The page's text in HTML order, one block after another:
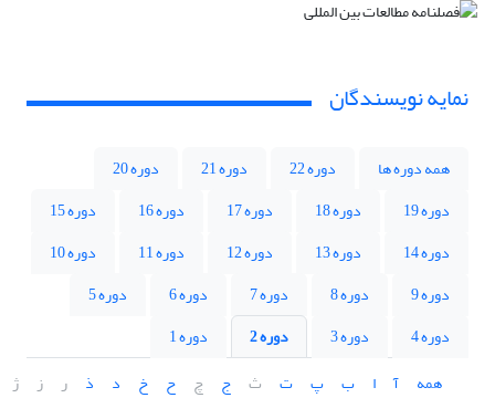
نمایه نویسندگان
همه دوره ها دوره 22 دوره 21
دوره 20
دوره 19
دوره 18 دوره 17 دوره 16
دوره 15
دوره 14
دوره 13 دوره 12 دوره 11
دوره 10
دوره 9
دوره 8 دوره 7 دوره 6
دوره 5
دوره 4
دوره 3 دوره 2
دوره 1
همه
آ ا ب پ ت ث ج چ ح خ د ذ ر ز ژ